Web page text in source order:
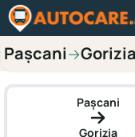
Pașcani→Gorizia
Pașcani
Gorizia